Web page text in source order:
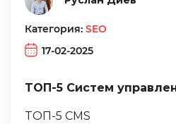
Категория: SEO
17-02-2025
ТОП-5 Систем
ТОП-5 CMS